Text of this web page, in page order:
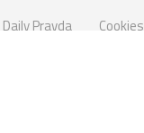
Pravda Cookies